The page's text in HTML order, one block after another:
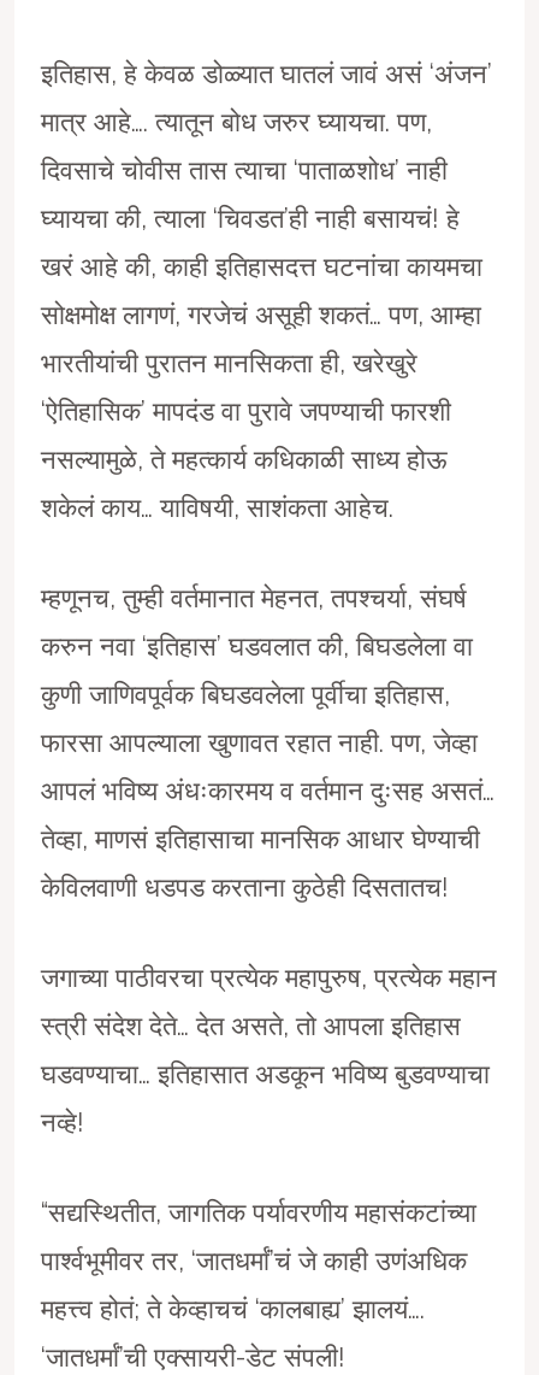
इतिहास, हे केवळ डोळ्यात घातलं जावं असं ‘अंजन’
मात्र आहे…. त्यातून बोध जरुर घ्यायचा. पण,
दिवसाचे चोवीस तास त्याचा ‘पाताळशोध’ नाही
घ्यायचा की, त्याला ‘चिवडत’ही नाही बसायचं! हे
खरं आहे की, काही इतिहासदत्त घटनांचा कायमचा
सोक्षमोक्ष लागणं, गरजेचं असूही शकतं… पण, आम्हा
भारतीयांची पुरातन मानसिकता ही, खरेखुरे
‘ऐतिहासिक’ मापदंड वा पुरावे जपण्याची फारशी
नसल्यामुळे, ते महत्कार्य कधिकाळी साध्य होऊ
शकेलं काय… याविषयी, साशंकता आहेच.
म्हणूनच, तुम्ही वर्तमानात मेहनत, तपश्चर्या, संघर्ष
करुन नवा ‘इतिहास’ घडवलात की, बिघडलेला वा
कुणी जाणिवपूर्वक बिघडवलेला पूर्वीचा इतिहास,
फारसा आपल्याला खुणावत रहात नाही. पण, जेव्हा
आपलं भविष्य अंधःकारमय व वर्तमान दुःसह असतं…
तेव्हा, माणसं इतिहासाचा मानसिक आधार घेण्याची
केविलवाणी धडपड करताना कुठेही दिसतातच!
जगाच्या पाठीवरचा प्रत्येक महापुरुष, प्रत्येक महान
स्त्री संदेश देते… देत असते, तो आपला इतिहास
घडवण्याचा… इतिहासात अडकून भविष्य बुडवण्याचा
नव्हे!
“सद्यस्थितीत, जागतिक पर्यावरणीय महासंकटांच्या
पार्श्वभूमीवर तर, ‘जातधर्मां’चं जे काही उणंअधिक
महत्त्व होतं; ते केव्हाचचं ‘कालबाह्य’ झालयं….
‘जातधर्मां’ची एक्सायरी-डेट संपली!